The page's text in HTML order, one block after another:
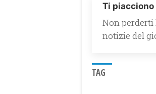
Ti
Non perderti
notizie del
TAG